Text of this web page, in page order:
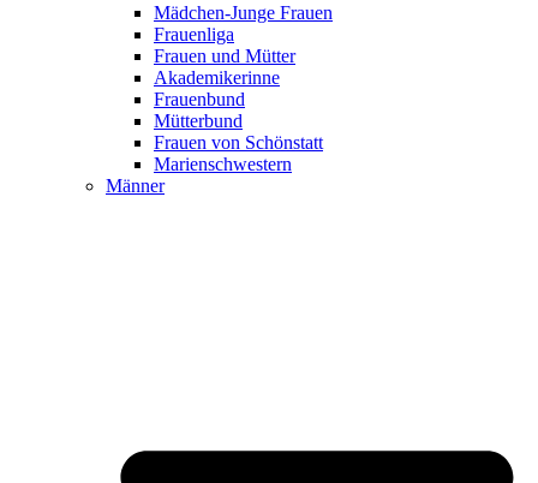
Mädchen-Junge Frauen
Frauenliga
Frauen und Mütter
Akademikerinne
Frauenbund
Mütterbund
Frauen von Schönstatt
Marienschwestern
Männer